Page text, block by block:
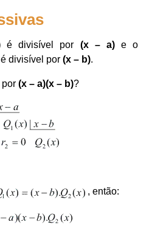
é divisível por (x – a) e o
divisível por(x – b).
por(x – a)(x – b)?
, então: